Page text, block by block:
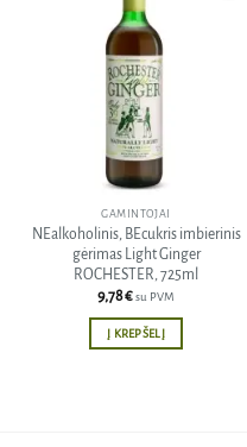
GAMINTOJAI
NEalkoholinis, BEcukris imbierinis
gėrimas Light Ginger
ROCHESTER, 725ml
9,78€su PVM
Į KREPŠELĮ